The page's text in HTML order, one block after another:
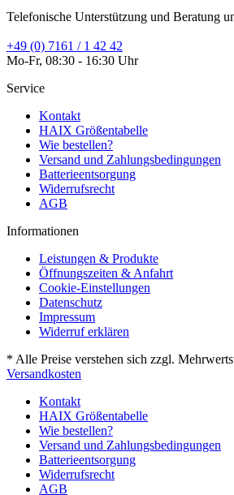
Telefonische Unterstützung und Beratung
+49 (0) 7161 / 1 42 42
Mo-Fr, 08:30 - 16:30 Uhr
Service
Kontakt
HAIX Größentabelle
Wie bestellen?
Versand und Zahlungsbedingungen
Batterieentsorgung
Widerrufsrecht
AGB
Informationen
Leistungen & Produkte
Öffnungszeiten & Anfahrt
Cookie-Einstellungen
Datenschutz
Impressum
Widerruf erklären
* Alle Preise verstehen sich zzgl.
Versandkosten
Kontakt
HAIX Größentabelle
Wie bestellen?
Versand und Zahlungsbedingungen
Batterieentsorgung
Widerrufsrecht
AGB